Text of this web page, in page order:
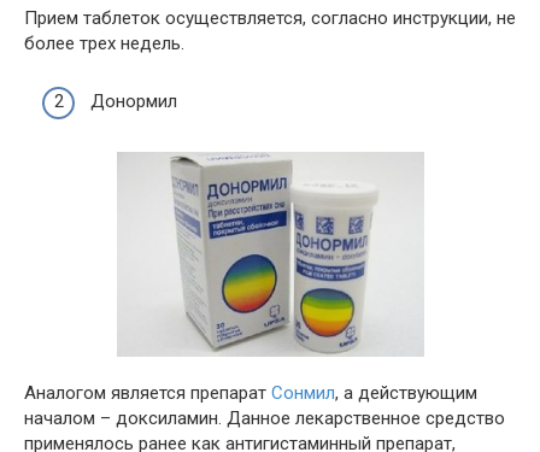
Прием таблеток осуществляется, согласно инструкции, не
более трех недель.
Донормил
Аналогом является препарат Сонмил, а действующим
началом – доксиламин. Данное лекарственное средство
применялось ранее как антигистаминный препарат,